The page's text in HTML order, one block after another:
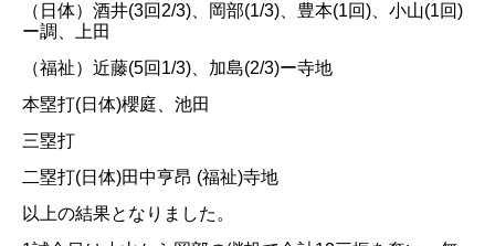
（日体）酒井(3回2/3)、岡部(1/3)、豊本(1回)、小山(1回)
ー調、上田
（福祉）近藤(5回1/3)、加島(2/3)ー寺地
本塁打(日体)櫻庭、池田
三塁打
二塁打(日体)田中亨昂 (福祉)寺地
以上の結果となりました。